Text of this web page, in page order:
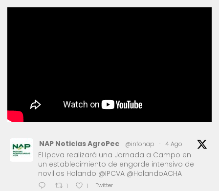
NAP Noticias AgroPec @infonap · 4 Ago
El Ipcva realizará una Jornada a Campo en
un establecimiento de engorde intensivo de
novillos Holando @IPCVA @HolandoACHA
1 1 Twitter